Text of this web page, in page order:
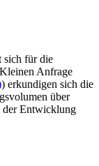
sich für die
Anfrage
) erkundigen sich die
über
der Entwicklung